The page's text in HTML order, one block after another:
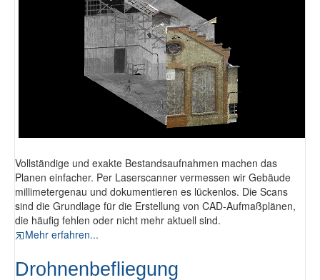
Vollständige und exakte Bestandsaufnahmen machen das
Planen einfacher. Per Laserscanner vermessen wir Gebäude
millimetergenau und dokumentieren es lückenlos. Die Scans
sind die Grundlage für die Erstellung von CAD-Aufmaßplänen,
die häufig fehlen oder nicht mehr aktuell sind.
Mehr erfahren...
Drohnenbefliegung